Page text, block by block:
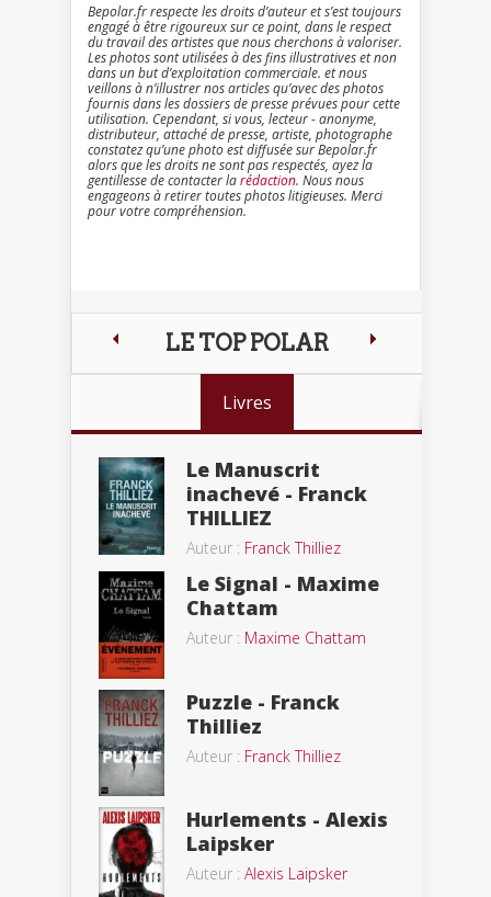
Bepolar.fr respecte les droits d’auteur et s’est toujours
engagé à être rigoureux sur ce point, dans le respect
du travail des artistes que nous cherchons à valoriser.
Les photos sont utilisées à des fins illustratives et non
dans un but d’exploitation commerciale. et nous
veillons à n’illustrer nos articles qu’avec des photos
fournis dans les dossiers de presse prévues pour cette
utilisation. Cependant, si vous, lecteur - anonyme,
distributeur, attaché de presse, artiste, photographe
constatez qu’une photo est diffusée sur Bepolar.fr
alors que les droits ne sont pas respectés, ayez la
gentillesse de contacter larédaction. Nous nous
engageons à retirer toutes photos litigieuses. Merci
pour votre compréhension.
LE TOP POLAR
Livres
Le Manuscrit
inachevé - Franck
THILLIEZ
Auteur : Franck Thilliez
Le Signal - Maxime
Chattam
Auteur : Maxime Chattam
Puzzle - Franck
Thilliez
Auteur : Franck Thilliez
Hurlements - Alexis
Laipsker
Auteur : Alexis Laipsker